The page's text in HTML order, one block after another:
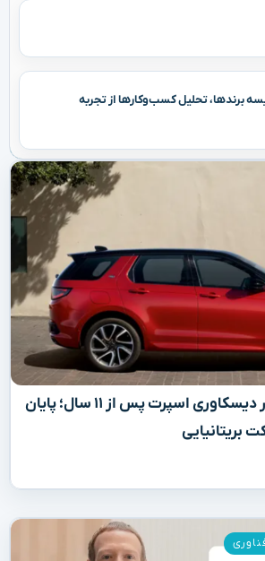
برندها، تحلیل کسب‌وکارها از تجربه
توقف تولید لندروور دیسکاوری اسپرت پس از ۱۱ سال؛ پایان
بریتانیایی